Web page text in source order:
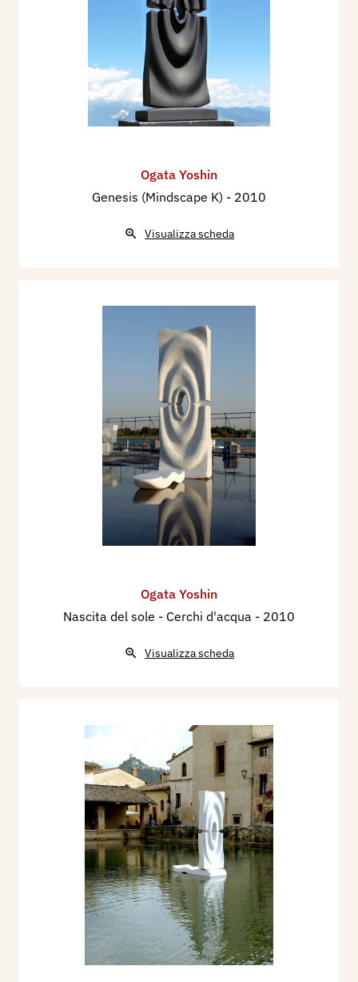
Ogata Yoshin
Genesis (Mindscape K) - 2010
Visualizza scheda
Ogata Yoshin
Nascita del sole - Cerchi d'acqua - 2010
Visualizza scheda